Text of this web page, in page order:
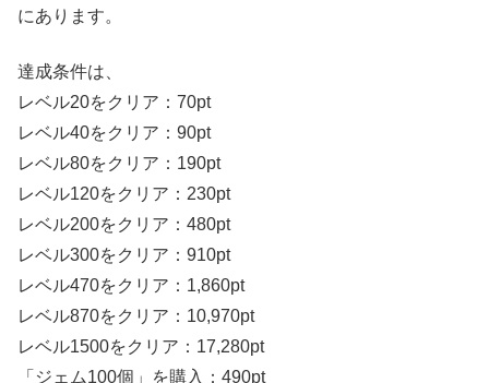
にあります。
達成条件は、
レベル20をクリア：70pt
レベル40をクリア：90pt
レベル80をクリア：190pt
レベル120をクリア：230pt
レベル200をクリア：480pt
レベル300をクリア：910pt
レベル470をクリア：1,860pt
レベル870をクリア：10,970pt
レベル1500をクリア：17,280pt
「ジェム100個」を購入：490pt